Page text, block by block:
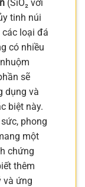
(SiO₂ với
tinh núi
loại đá
có nhiều
sẽ
dụng và
biệt này.
phong
một
chứng
thêm
và ứng